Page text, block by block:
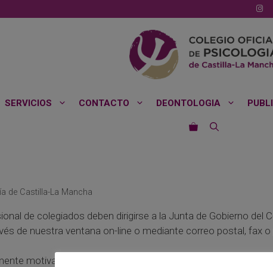
SERVICIOS CONTACTO DEONTOLOGIA
de Castilla-La Mancha
de colegiados deben dirigirse a la Junta de Gobierno
de nuestra ventana on-line o mediante correo postal, fax o
motivadas, haciendo constar la naturaleza del